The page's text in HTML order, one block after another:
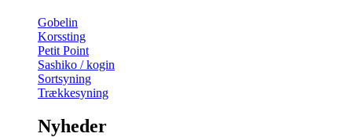
Gobelin
Korssting
Petit Point
Sashiko / kogin
Sortsyning
Trækkesyning
Nyheder